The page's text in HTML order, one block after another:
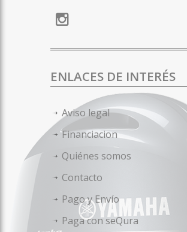
ENLACES DE INTERÉS
Aviso legal
Financiacion
Quiénes somos
Contacto
Pago y Envío
Paga con seQura